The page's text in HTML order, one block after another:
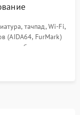
тачпад, Wi-Fi,
(AIDA64, FurMark)
и стабильности